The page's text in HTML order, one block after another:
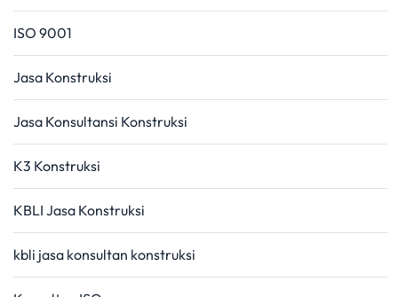
ISO 9001
Jasa Konstruksi
Jasa Konsultansi Konstruksi
K3 Konstruksi
KBLI Jasa Konstruksi
kbli jasa konsultan konstruksi